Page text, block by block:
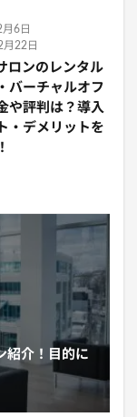
6日
22日
ロンのレンタル
バーチャルオフ
や評判は？導入
・デメリットを
紹介！目的に